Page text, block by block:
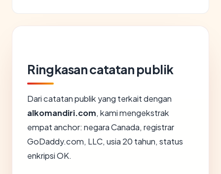
Ringkasan catatan publik
Dari catatan publik yang terkait dengan
alkomandiri.com, kami mengekstrak
empat anchor: negara Canada, registrar
GoDaddy.com, LLC, usia 20 tahun, status
enkripsi OK.